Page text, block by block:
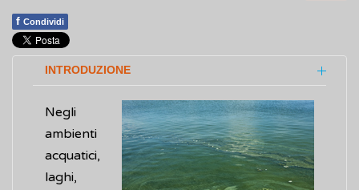
f Condividi
INTRODUZIONE
Negli
ambienti
acquatici,
laghi,